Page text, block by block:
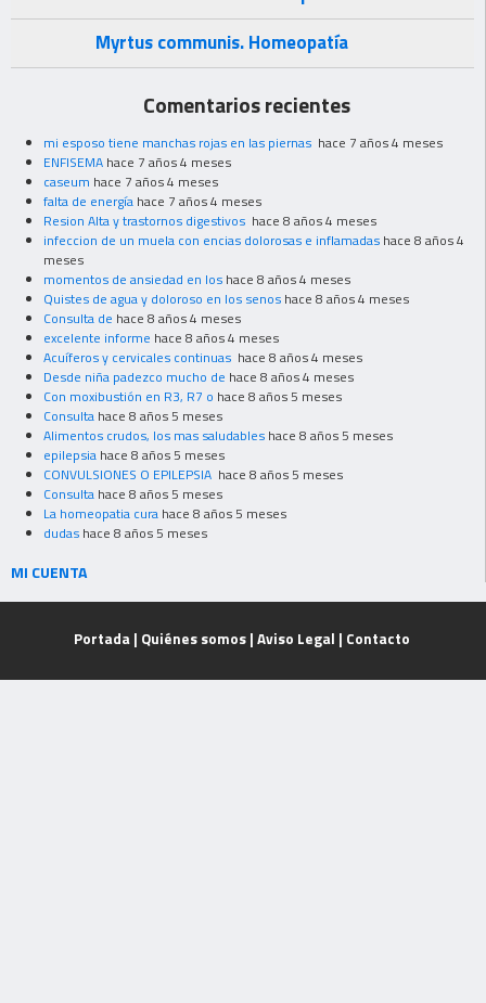
Myrtus communis. Homeopatía
Comentarios recientes
mi esposo tiene manchas rojas en las piernas hace 7 años 4 meses
ENFISEMA hace 7 años 4 meses
caseum hace 7 años 4 meses
falta de energía hace 7 años 4 meses
Resion Alta y trastornos digestivos hace 8 años 4 meses
infeccion de un muela con encias dolorosas e inflamadas hace 8 años 4
meses
momentos de ansiedad en los hace 8 años 4 meses
Quistes de agua y doloroso en los senos hace 8 años 4 meses
Consulta de hace 8 años 4 meses
excelente informe hace 8 años 4 meses
Acuíferos y cervicales continuas hace 8 años 4 meses
Desde niña padezco mucho de hace 8 años 4 meses
Con moxibustión en R3, R7 o hace 8 años 5 meses
Consulta hace 8 años 5 meses
Alimentos crudos, los mas saludables hace 8 años 5 meses
epilepsia hace 8 años 5 meses
CONVULSIONES O EPILEPSIA hace 8 años 5 meses
Consulta hace 8 años 5 meses
La homeopatia cura hace 8 años 5 meses
dudas hace 8 años 5 meses
MI CUENTA
Portada | Quiénes somos| Aviso Legal | Contacto